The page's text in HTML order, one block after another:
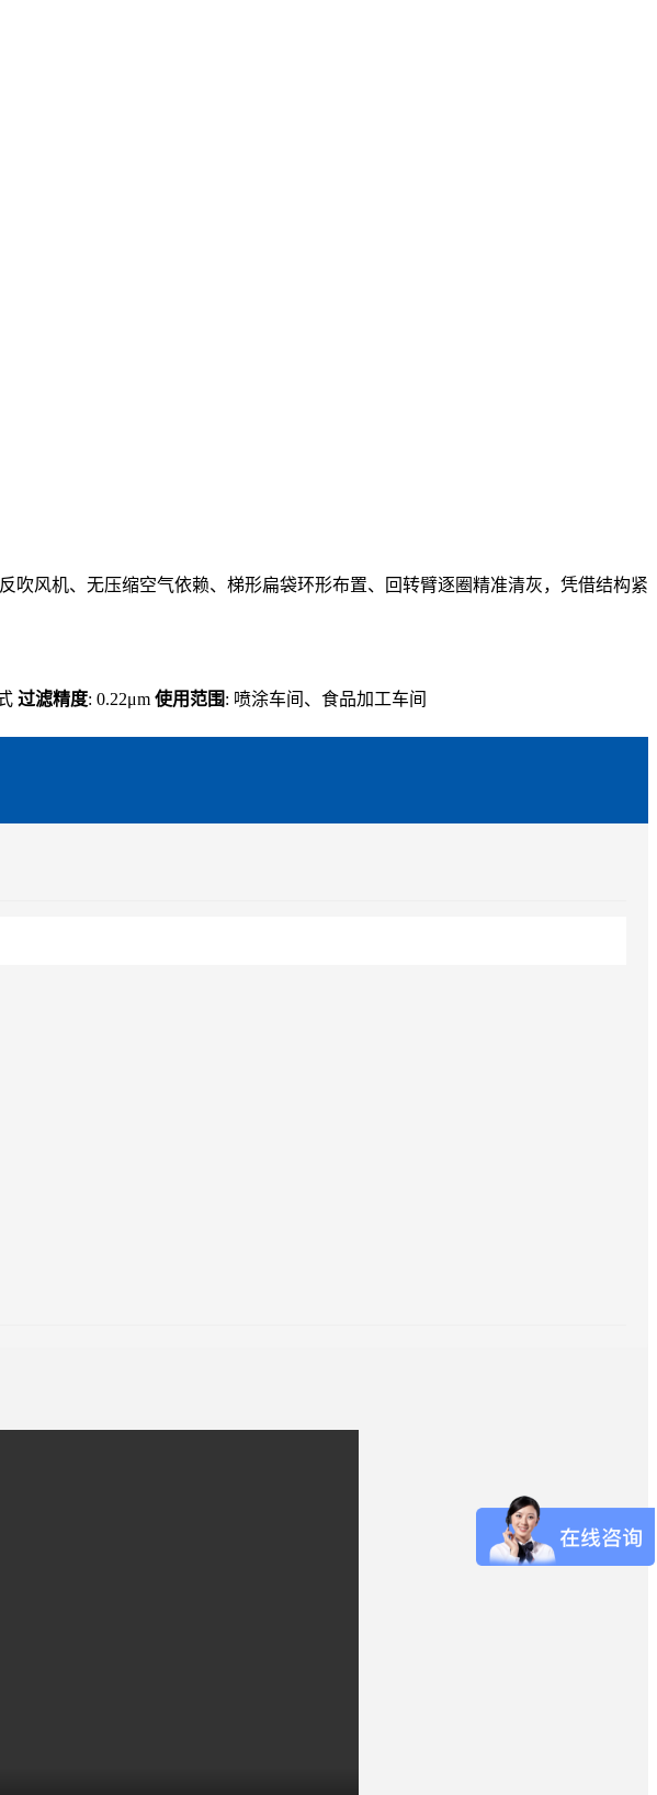
风机、无压缩空气依赖、梯形扁袋环形布置、回转臂逐圈精准清灰，凭借结构紧
过滤精度: 0.22μm 使用范围: 喷涂车间、食品加工车间